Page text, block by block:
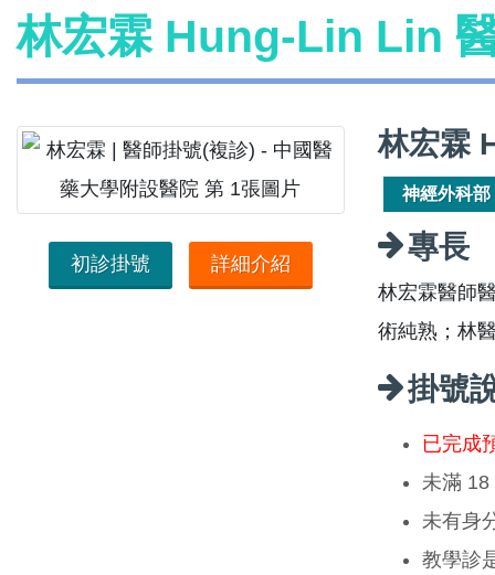
林宏霖 Hung-Lin Lin
初診掛號 詳細介紹
林宏霖
神經外科部
專長
林宏霖醫師
術純熟；林
掛號
已完成
未滿 18
未有身
教學診